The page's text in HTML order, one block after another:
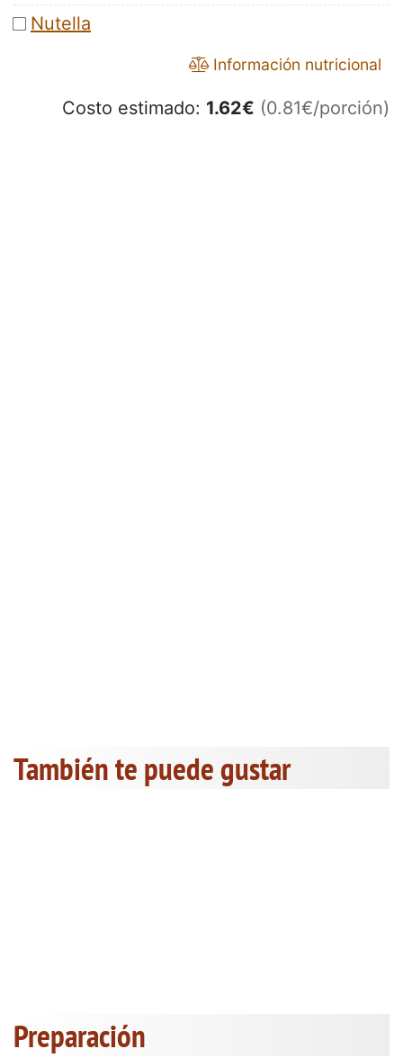
Nutella
Información nutricional
Costo estimado: 1.62€ (0.81€/porción)
También te puede gustar
Preparación